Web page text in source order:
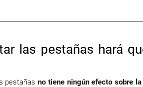
las pestañas hará
pestañasno tiene ningún efecto sobre